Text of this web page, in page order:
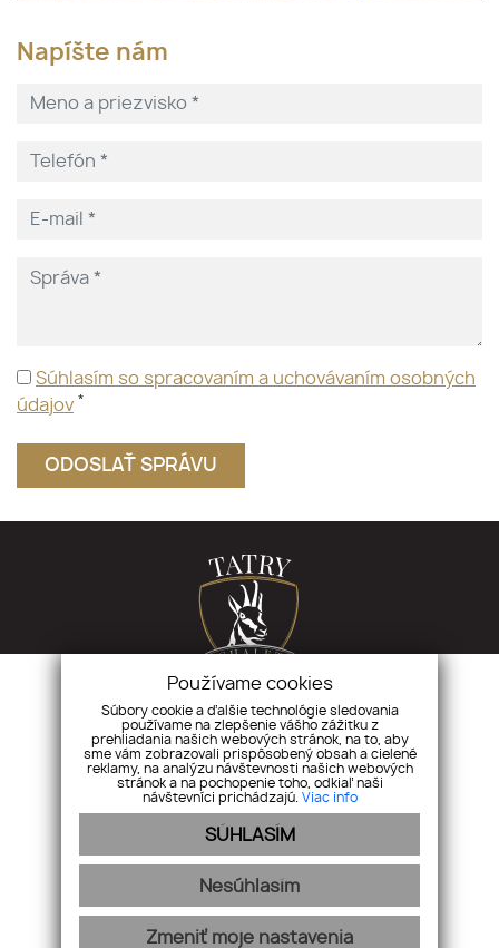
Používame cookies
Súbory cookie a ďalšie technológie sledovania
používame na zlepšenie vášho zážitku z
prehliadania našich webových stránok, na to, aby
sme vám zobrazovali prispôsobený obsah a cielené
reklamy, na analýzu návštevnosti našich webových
stránok a na pochopenie toho, odkiaľ naši
návštevníci prichádzajú.Viac info
SÚHLASÍM
Nesúhlasím
Zmeniť moje nastavenia
Napíšte nám
Súhlasím so spracovaním a uchovávaním osobných
údajov *
tatrychalet.sk|Ostrovského 2, Košice
LOKALITA O PROJEKTE A GALÉRIA